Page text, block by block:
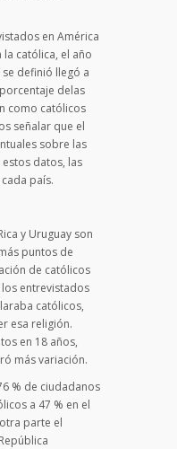
en América
católica, el año
definió llegó a
delas
como católicos
señalar que el
sobre las
datos, las
país.
y Uruguay son
puntos de
de católicos
los entrevistados
católicos,
esa religión.
en 18 años,
más variación.
% de ciudadanos
a 47 % en el
parte el